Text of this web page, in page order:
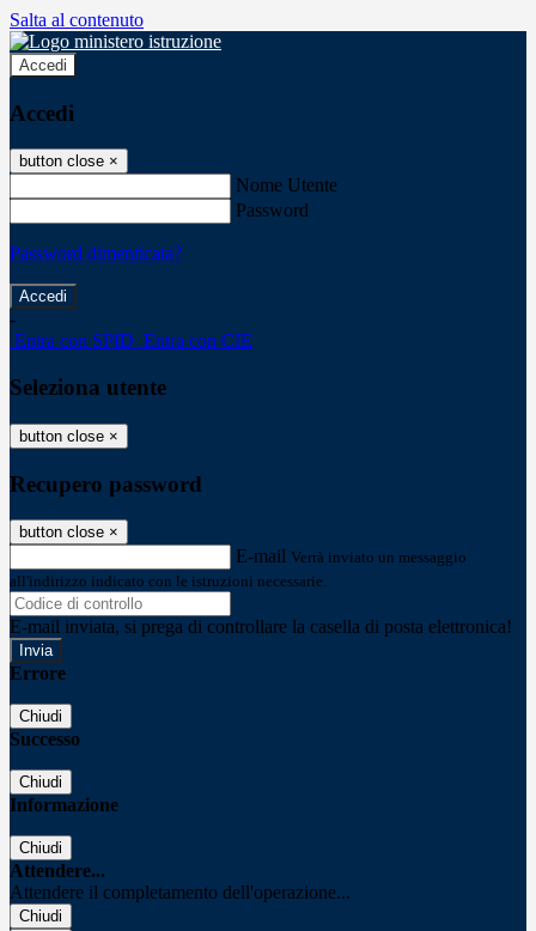
Salta al contenuto
Accedi
Accedi
button close ×
Nome Utente
Password
Password dimenticata?
-
Entra con SPID Entra con CIE
Seleziona utente
button close ×
Recupero password
button close ×
E-mail Verrà inviato un messaggio
all'indirizzo indicato con le istruzioni necessarie.
E-mail inviata, si prega di controllare la casella di posta elettronica!
Errore
Chiudi
Successo
Chiudi
Informazione
Chiudi
Attendere...
Attendere il completamento dell'operazione...
Chiudi